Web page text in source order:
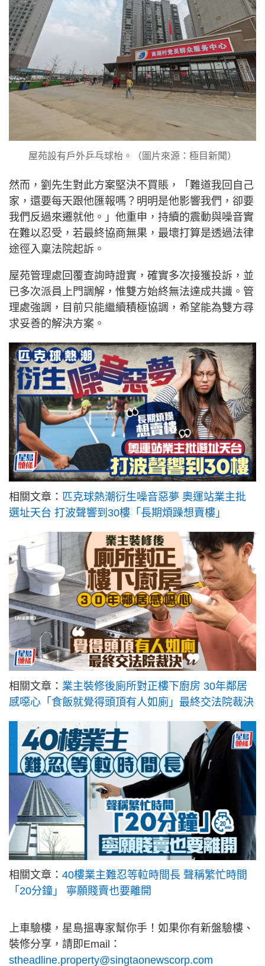
屋苑設有戶外乒乓球枱。（圖片來源：極目新聞）
然而，劉先生對此方案堅決不買賬，「難道我回自己
家，還要每天跟他匯報嗎？明明是他影響我們，卻要
我們反過來遷就他。」他重申，持續的震動與噪音實
在難以忍受，若最終協商無果，最壞打算是透過法律
途徑入稟法院起訴。
屋苑管理處回覆查詢時證實，確實多次接獲投訴，並
已多次派員上門調解，惟雙方始終無法達成共識。管
理處強調，目前只能繼續積極協調，希望能為雙方尋
求妥善的解決方案。
相關文章： 匹克球熱潮衍生噪音惡夢 奧運站業主批
選址天台 打波聲響到30樓「長期煩躁想賣樓」
相關文章： 業主裝修後廁所對正樓下廚房 30年鄰居
感噁心「食飯就覺得頭頂有人如廁」最終交法院裁決
相關文章： 40樓業主難忍等𨋢時間長 聲稱繁忙時間
「20分鐘」 寧願賤賣也要離開
上車驗樓，星島搵專家幫你手！如果你有新盤驗樓、
裝修分享，請即Email：
stheadline.property@singtaonewscorp.com